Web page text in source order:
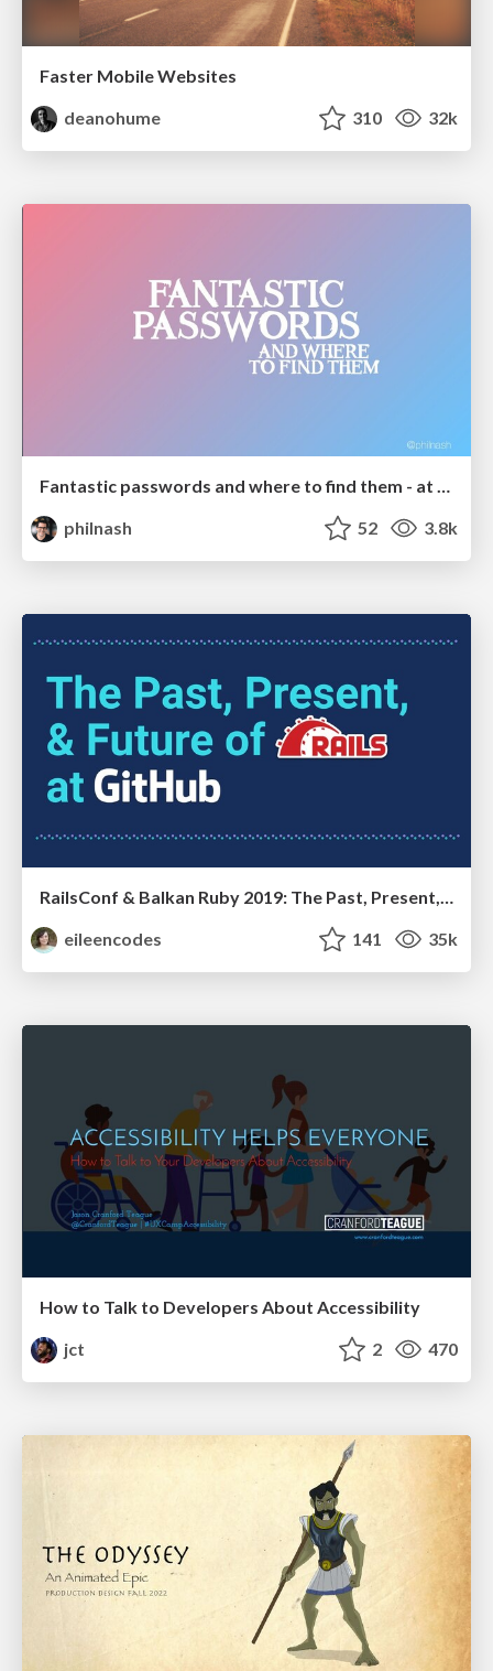
Faster Mobile Websites
deanohume
310 32k
Fantastic passwords and where to find them - at NoRuKo
philnash
52 3.8k
RailsConf & Balkan Ruby 2019: The Past, Present, and Future of Rails at GitHub
eileencodes
141 35k
How to Talk to Developers About Accessibility
jct
2 470